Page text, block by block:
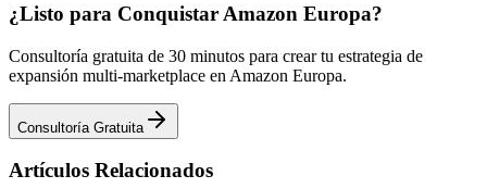
¿Listo para Conquistar Amazon Europa?
Consultoría gratuita de 30 minutos para crear tu estrategia de
expansión multi-marketplace en Amazon Europa.
Consultoría Gratuita
Artículos Relacionados